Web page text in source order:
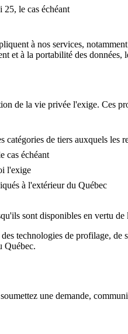
le cas échéant
à nos services,
et à la portabilité des données,
de la vie privée l'exige. Ces
de tiers auxquels les
cas échéant
l'exige
à l'extérieur du Québec
sont disponibles en vertu
technologies de profilage,
Québec.
une demande,